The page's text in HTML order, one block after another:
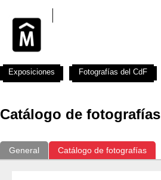
Catálogo de fotografías
General Catálogo de fotografías
Exposiciones Fotografías del CdF